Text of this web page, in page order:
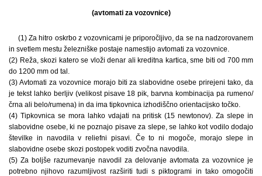
(avtomati za vozovnice)
(1) Za hitro oskrbo z vozovnicami je priporočljivo, da se na nadzorovanem
in svetlem mestu železniške postaje namestijo avtomati za vozovnice.
(2) Reža, skozi katero se vloži denar ali kreditna kartica, sme biti od 700 mm
do 1200 mm od tal.
(3) Avtomati za vozovnice morajo biti za slabovidne osebe prirejeni tako, da
je tekst lahko berljiv (velikost pisave 18 pik, barvna kombinacija pa rumeno/
črna ali belo/rumena) in da ima tipkovnica izhodiščno orientacijsko točko.
(4) Tipkovnica se mora lahko vdajati na pritisk (15 newtonov). Za slepe in
slabovidne osebe, ki ne poznajo pisave za slepe, se lahko kot vodilo dodajo
številke in navodila v reliefni pisavi. Če to ni mogoče, morajo slepe in
slabovidne osebe skozi postopek voditi zvočna navodila.
(5) Za boljše razumevanje navodil za delovanje avtomata za vozovnice je
potrebno njihovo razumljivost razširiti tudi s piktogrami in tako omogočiti